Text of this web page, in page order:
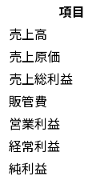
項目
売上高
売上原価
売上総利益
販管費
営業利益
経常利益
純利益